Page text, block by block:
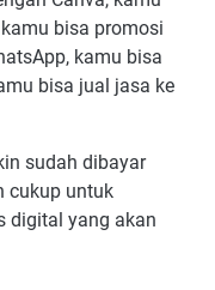
bisa promosi
kamu bisa
bisa jual jasa ke
sudah dibayar
cukup untuk
digital yang akan